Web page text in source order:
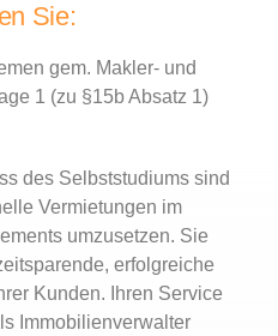
Sie:
gem. Makler- und
1 (zu §15b Absatz 1)
des Selbststudiums sind
Vermietungen im
umzusetzen. Sie
erfolgreiche
Kunden. Ihren Service
Immobilienverwalter